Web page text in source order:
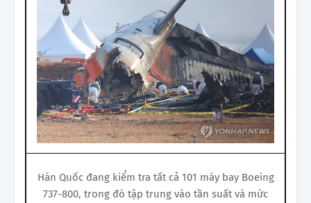
Hàn Quốc đang kiểm tra tất cả 101 máy bay Boeing
737-800, trong đó tập trung vào tần suất và mức